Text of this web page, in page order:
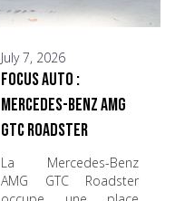
July 7, 2026
Focus Auto :
Mercedes-Benz AMG
GTC Roadster
La Mercedes-Benz
AMG GTC Roadster